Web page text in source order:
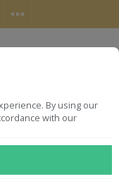
By using our
with our